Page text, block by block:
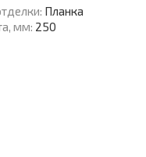
Планка
мм: 250